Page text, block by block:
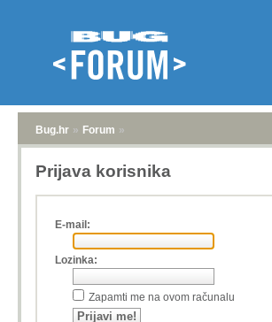
Bug.hr » Forum »
Prijava korisnika
E-mail:
Lozinka:
Zapamti me na ovom računalu